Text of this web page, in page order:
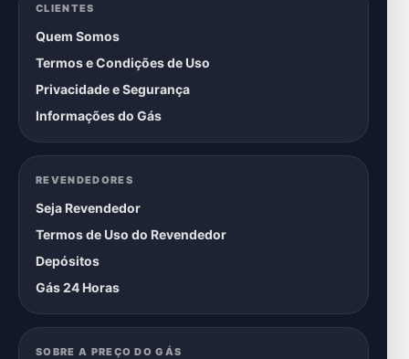
CLIENTES
Quem Somos
Termos e Condições de Uso
Privacidade e Segurança
Informações do Gás
REVENDEDORES
Seja Revendedor
Termos de Uso do Revendedor
Depósitos
Gás 24 Horas
SOBRE A PREÇO DO GÁS